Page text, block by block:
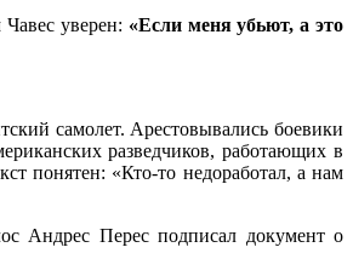
уверен: «Если меня убьют, а это
самолет. Арестовывались боевики
разведчиков, работающих в
понятен: «Кто-то недоработал, а нам
Андрес Перес подписал документ о